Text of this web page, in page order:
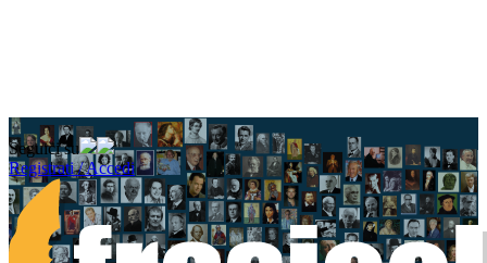
Seguici su
Registrati / Accedi